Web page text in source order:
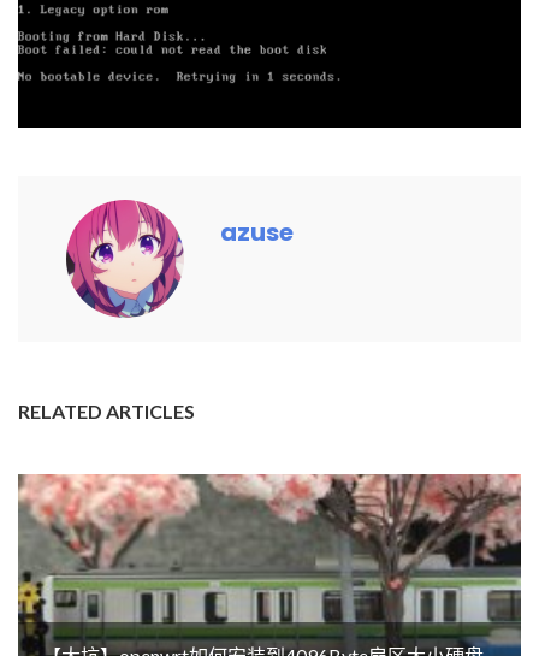
azuse
RELATED ARTICLES